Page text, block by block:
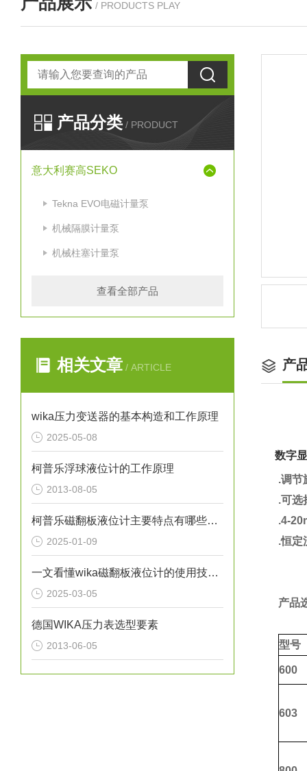
/ PRODUCTS PLAY
产品分类 / PRODUCT
意大利赛高SEKO
Tekna EVO电磁计量泵
机械隔膜计量泵
机械柱塞计量泵
查看全部产品
相关文章 / ARTICLE
wika压力变送器的基本构造和工作原理
2025-05-08
柯普乐浮球液位计的工作原理
2013-08-05
柯普乐磁翻板液位计主要特点有哪些呢？
2025-01-09
一文看懂wika磁翻板液位计的使用技巧有哪些
2025-03-05
德国WIKA压力表选型要素
2013-06-05
产
数字
.调节
.可选
.4-
.恒定
产品
型号
600
603